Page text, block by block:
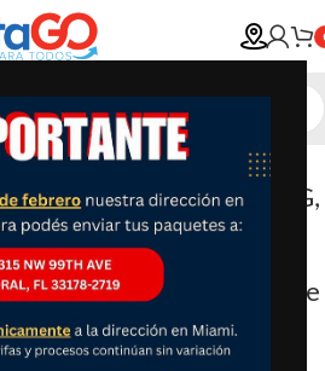
de seguridad Cam OG,
de seguridad Wi-Fi
nocturna a color, foco
de movimiento, audio de
Alexa y Google